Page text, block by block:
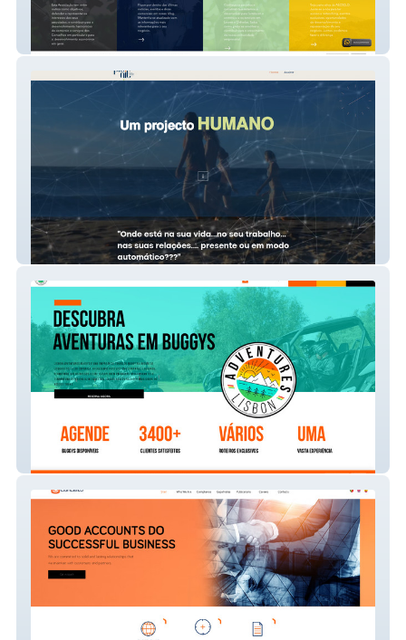
AECSCLO
Plenit